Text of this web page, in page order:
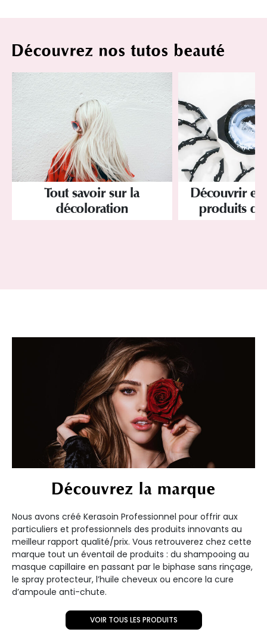
Découvrez nos tutos beauté
Tout savoir sur la
décoloration
Découvrir et
produits
Découvrez la marque
Nous avons créé Kerasoin Professionnel pour offrir aux
particuliers et professionnels des produits innovants au
meilleur rapport qualité/prix. Vous retrouverez chez cette
marque tout un éventail de produits : du shampooing au
masque capillaire en passant par le biphase sans rinçage,
le spray protecteur, l’huile cheveux ou encore la cure
d’ampoule anti-chute.
VOIR TOUS LES PRODUITS